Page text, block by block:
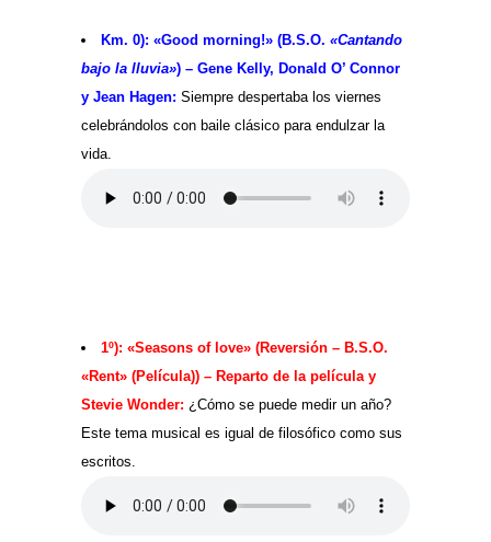
Km. 0): «Good morning!» (B.S.O. «Cantando
bajo la lluvia») – Gene Kelly, Donald O’ Connor
y Jean Hagen: Siempre despertaba los viernes
celebrándolos con baile clásico para endulzar la
vida.
1º): «Seasons of love» (Reversión – B.S.O.
«Rent» (Película)) – Reparto de la película y
Stevie Wonder: ¿Cómo se puede medir un año?
Este tema musical es igual de filosófico como sus
escritos.